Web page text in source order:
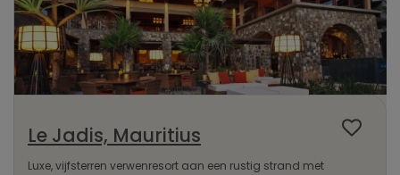
Le Jadis, Mauritius
Luxe, vijfsterren verwenresort aan een rustig strand met